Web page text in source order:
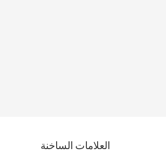
العلامات الساخنة